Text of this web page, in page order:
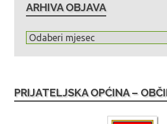
ARHIVA OBJAVA
A
v
PRIJATELJSKA OPĆINA –